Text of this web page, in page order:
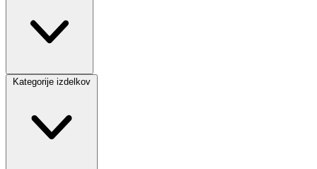
Kategorije izdelkov